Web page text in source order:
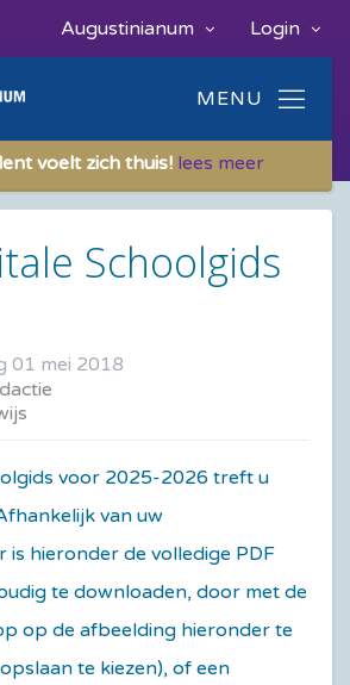
Login
Augustinianum
voelt zich thuis! lees meer
Schoolgids
01 mei 2018
voor 2025-2026 treft u
van uw
hieronder de volledige PDF
te downloaden, door met de
op de afbeelding hieronder te
te kiezen), of een